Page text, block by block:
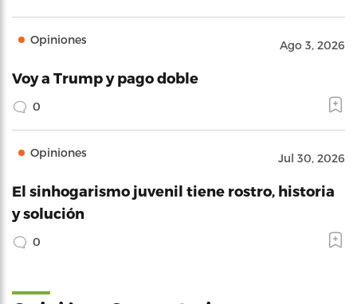
Opiniones Ago 3, 2026
Voy a Trump y pago doble
0
Opiniones Jul 30, 2026
El sinhogarismo juvenil tiene rostro, historia
y solución
0